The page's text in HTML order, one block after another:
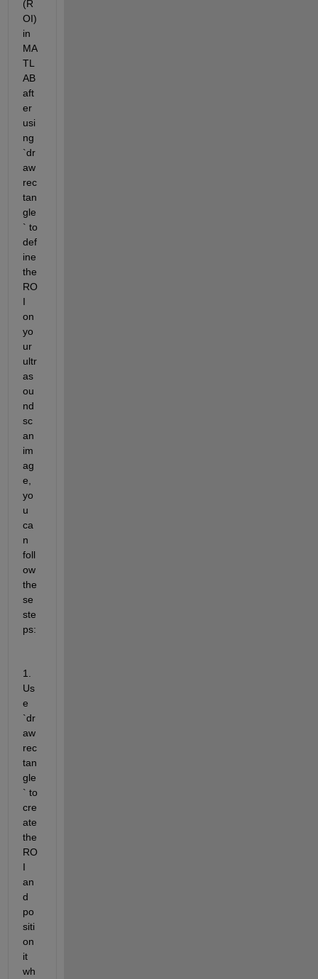
(R
OI)
in
MA
TL
AB
aft
er
usi
ng
`dr
aw
rec
tan
gle
` to
def
ine
the
RO
I
on
yo
ur
ultr
as
ou
nd
sc
an
im
ag
e,
yo
u
ca
n
foll
ow
the
se
ste
ps:
1.
Us
e
`dr
aw
rec
tan
gle
` to
cre
ate
the
RO
I
an
d
po
siti
on
it
wh